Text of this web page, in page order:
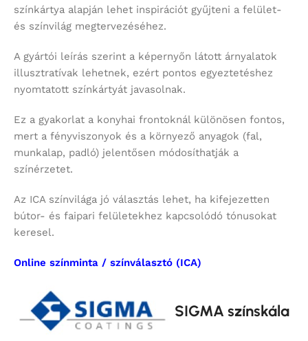
színkártya alapján lehet inspirációt gyűjteni a felület-
és színvilág megtervezéséhez.
A gyártói leírás szerint a képernyőn látott árnyalatok
illusztratívak lehetnek, ezért pontos egyeztetéshez
nyomtatott színkártyát javasolnak.
Ez a gyakorlat a konyhai frontoknál különösen fontos,
mert a fényviszonyok és a környező anyagok (fal,
munkalap, padló) jelentősen módosíthatják a
színérzetet.
Az ICA színvilága jó választás lehet, ha kifejezetten
bútor- és faipari felületekhez kapcsolódó tónusokat
keresel.
Online színminta / színválasztó (ICA)
SIGMA színskála